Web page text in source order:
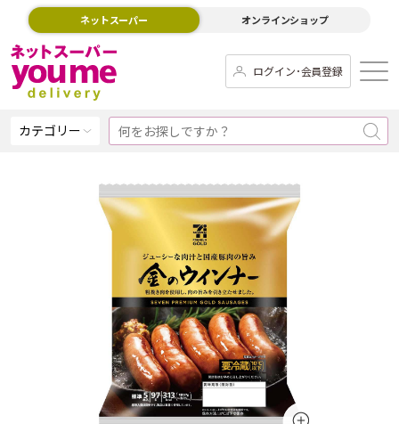
ネットスーパー オンラインショップ
ログイン･会員登録
カテゴリー